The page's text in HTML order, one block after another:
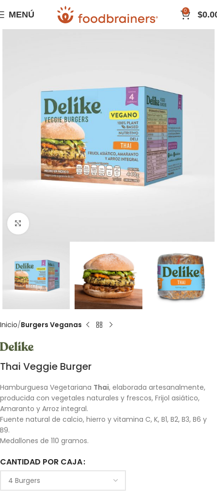
MENÚ 0 $
Clic para ampliar
Inicio Burgers Veganas
Thai Veggie Burger
Hamburguesa Vegetariana Thai, elaborada artesanalmente,
producida con vegetales naturales y frescos, Frijol asiático,
Amaranto y Arroz integral.
Fuente natural de calcio, hierro y vitamina C, K, B1, B2, B3, B6 y
B9.
Medallones de 110 gramos.
CANTIDAD POR CAJA